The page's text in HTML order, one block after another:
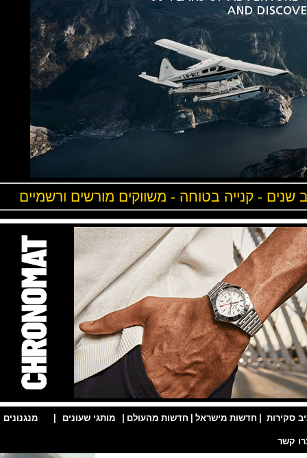
- קנייה בטוחה - משווקים מורשים ורשמיים
| חדשות מישראל | חדשות מהעולם | מותגי שעונים | מנגנונים |